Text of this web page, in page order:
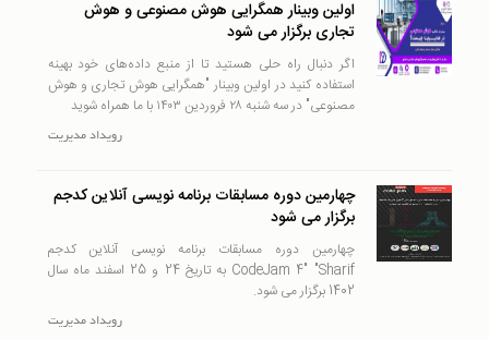
اولین وبینار همگرایی هوش مصنوعی و هوش
تجاری برگزار می شود
اگر دنبال راه حلی هستید تا از منبع داده‌های خود بهینه
استفاده کنید در اولین وبینار "همگرایی هوش تجاری و هوش
مصنوعی" در سه شنبه ۲۸ فروردین ۱۴۰۳ با ما همراه شوید
رويدادمدیریت
چهارمین دوره مسابقات برنامه نویسی آنلاین کدجم
برگزار می شود
چهارمین دوره مسابقات برنامه نویسی آنلاین کدجم
CodeJam 4" "Sharif به تاریخ 24 و 25 اسفند ماه سال
1402 برگزار می شود.
رويدادمدیریت